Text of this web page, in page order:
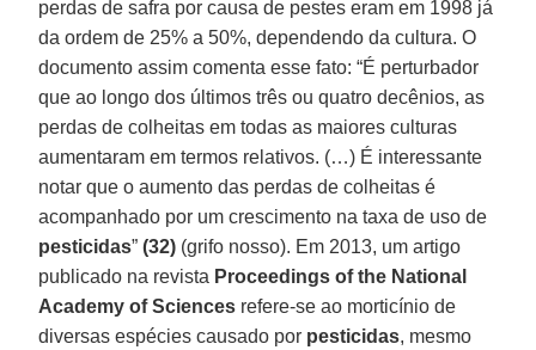
perdas de safra por causa de pestes eram em 1998 já
da ordem de 25% a 50%, dependendo da cultura. O
documento assim comenta esse fato: “É perturbador
que ao longo dos últimos três ou quatro decênios, as
perdas de colheitas em todas as maiores culturas
aumentaram em termos relativos. (…) É interessante
notar que o aumento das perdas de colheitas é
acompanhado por um crescimento na taxa de uso de
pesticidas”(32) (grifo nosso). Em 2013, um artigo
publicado na revista Proceedings of the National
Academy of Sciences refere-se ao morticínio de
diversas espécies causado por pesticidas, mesmo